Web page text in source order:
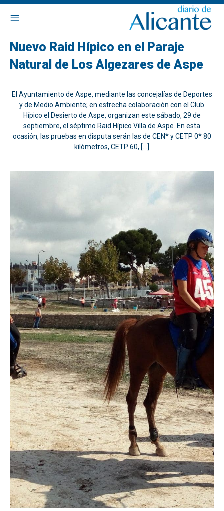
Nuevo Raid Hípico en el Paraje
Natural de Los Algezares de Aspe
El Ayuntamiento de Aspe, mediante las concejalías de Deportes
y de Medio Ambiente; en estrecha colaboración con el Club
Hípico el Desierto de Aspe, organizan este sábado, 29 de
septiembre, el séptimo Raid Hípico Villa de Aspe. En esta
ocasión, las pruebas en disputa serán las de CEN* y CETP 0* 80
kilómetros, CETP 60, […]